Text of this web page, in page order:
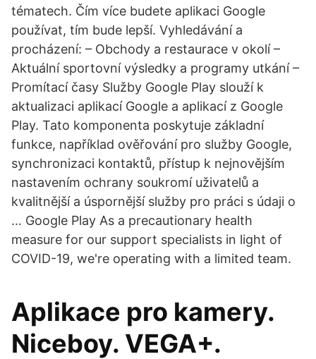
tématech. Čím více budete aplikaci Google
používat, tím bude lepší. Vyhledávání a
procházení: – Obchody a restaurace v okolí –
Aktuální sportovní výsledky a programy utkání –
Promítací časy Služby Google Play slouží k
aktualizaci aplikací Google a aplikací z Google
Play. Tato komponenta poskytuje základní
funkce, například ověřování pro služby Google,
synchronizaci kontaktů, přístup k nejnovějším
nastavením ochrany soukromí uživatelů a
kvalitnější a úspornější služby pro práci s údaji o
… Google Play As a precautionary health
measure for our support specialists in light of
COVID-19, we're operating with a limited team.
Aplikace pro kamery.
Niceboy. VEGA+.